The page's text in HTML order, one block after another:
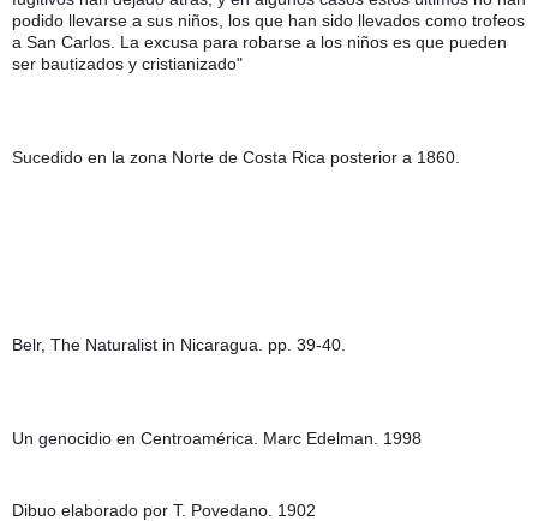
podido llevarse a sus niños, los que han sido llevados como trofeos
a San Carlos. La excusa para robarse a los niños es que pueden
ser bautizados y cristianizado"
Sucedido en la zona Norte de Costa Rica posterior a 1860.
Belr, The Naturalist in Nicaragua. pp. 39-40.
Un genocidio en Centroamérica. Marc Edelman. 1998
Dibuo elaborado por T. Povedano. 1902